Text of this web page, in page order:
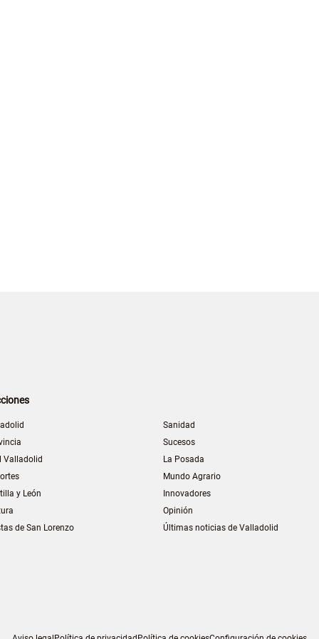
Valladolid
y León
de San Lorenzo
Sanidad
Sucesos
La Posada
Mundo Agrario
Innovadores
Opinión
Últimas noticias de Valladolid